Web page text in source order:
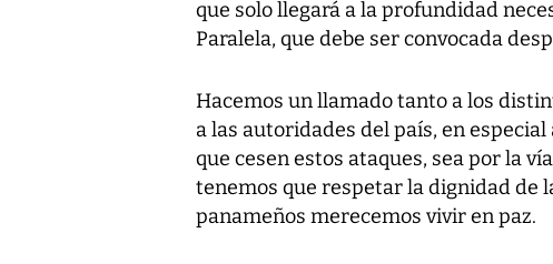
que solo llegará a la profundidad
Paralela, que debe ser convocada
Hacemos un llamado tanto a los
a las autoridades del país, en
que cesen estos ataques, sea por la
tenemos que respetar la dignidad de
panameños merecemos vivir en paz.